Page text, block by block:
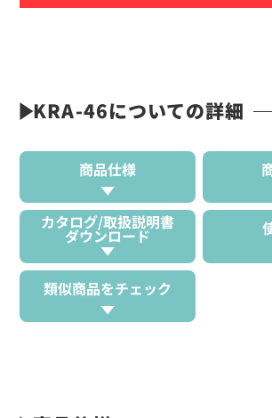
KRA-46についての詳細
商品仕様
カタログ/取扱説明書
ダウンロード
類似商品をチェック